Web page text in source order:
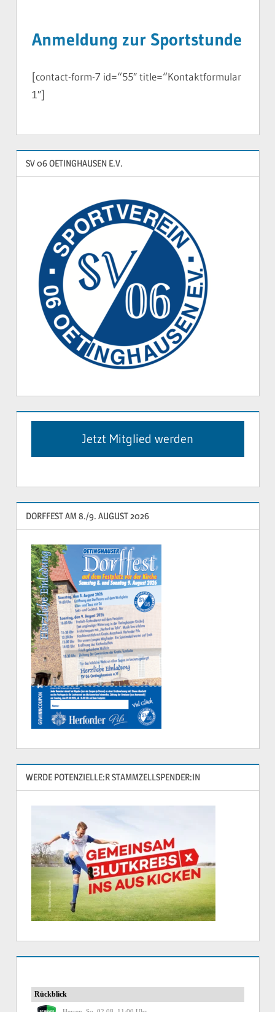
Anmeldung zur Sportstunde
[contact-form-7 id=“55″ title=“Kontaktformular
1″]
SV 06 OETINGHAUSEN E.V.
Jetzt Mitglied werden
DORFFEST AM 8./9. AUGUST 2026
WERDE POTENZIELLE:R STAMMZELLSPENDER:IN